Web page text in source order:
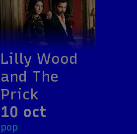
Lilly Wood
and The
Prick
10 oct
pop